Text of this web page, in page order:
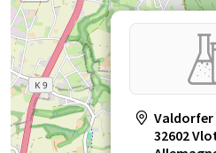
Valdorfer
32602